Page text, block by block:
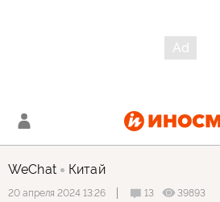
WeChat Китай
20 апреля 2024 13:26 13
39893